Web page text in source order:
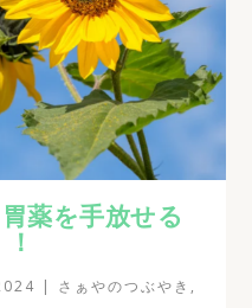
薬を手放せる
| さぁやのつぶやき ,